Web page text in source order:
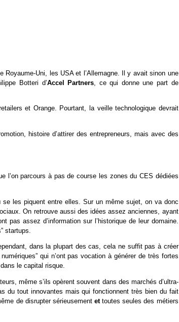
Royaume-Uni, les USA et l’Allemagne. Il y avait sinon une
Botteri d’Accel Partners , ce qui donne une part de
et Orange. Pourtant, la veille technologique devrait
histoire d’attirer des entrepreneurs, mais avec des
l’on parcours à pas de course les zones du CES dédiées
les piquent entre elles. Sur un même sujet, on va donc
On retrouve aussi des idées assez anciennes, ayant
pas assez d’information sur l’historique de leur domaine.
startups.
dans la plupart des cas, cela ne suffit pas à créer
qui n’ont pas vocation à générer de très fortes
le capital risque.
même s’ils opèrent souvent dans des marchés d’ultra-
du tout innovantes mais qui fonctionnent très bien du fait
de disrupter sérieusementettoutes seules des métiers